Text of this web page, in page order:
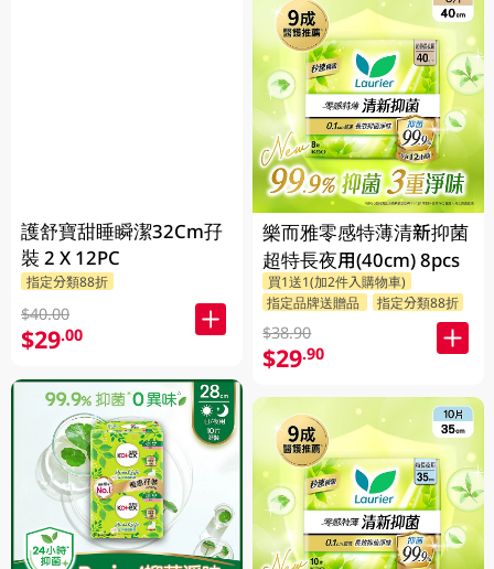
護舒寶甜睡瞬潔32Cm孖
裝 2 X 12PC
指定分類88折
$40.00
$29.00
樂而雅零感特薄清新抑菌
超特長夜用(40cm) 8pcs
買1送1(加2件入購物車)
指定品牌送贈品
指定分類88折
$38.90
$29.90